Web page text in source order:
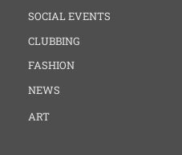
SOCIAL EVENTS
CLUBBING
FASHION
NEWS
ART